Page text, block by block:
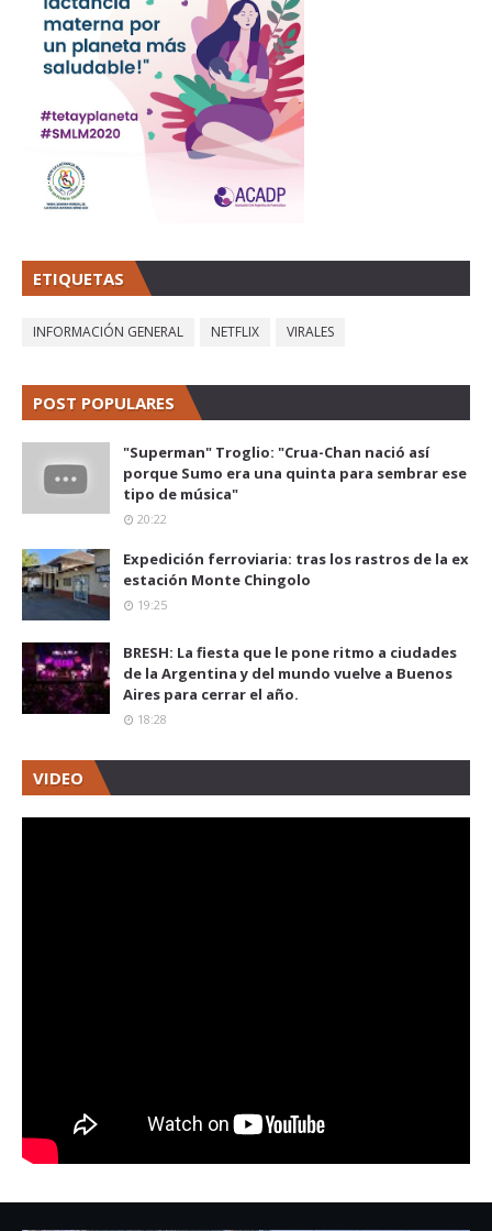
ETIQUETAS
INFORMACIÓN GENERAL NETFLIX VIRALES
POST POPULARES
"Superman" Troglio: "Crua-Chan nació así
porque Sumo era una quinta para sembrar ese
tipo de música"
20:22
Expedición ferroviaria: tras los rastros de la ex
estación Monte Chingolo
19:25
BRESH: La fiesta que le pone ritmo a ciudades
de la Argentina y del mundo vuelve a Buenos
Aires para cerrar el año.
18:28
VIDEO